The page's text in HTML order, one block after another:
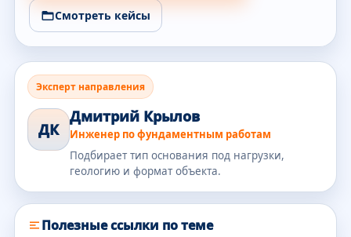
Смотреть кейсы
Эксперт направления
ДК
Дмитрий Крылов
Инженер по фундаментным работам
Подбирает тип основания под нагрузки,
геологию и формат объекта.
Полезные ссылки по теме